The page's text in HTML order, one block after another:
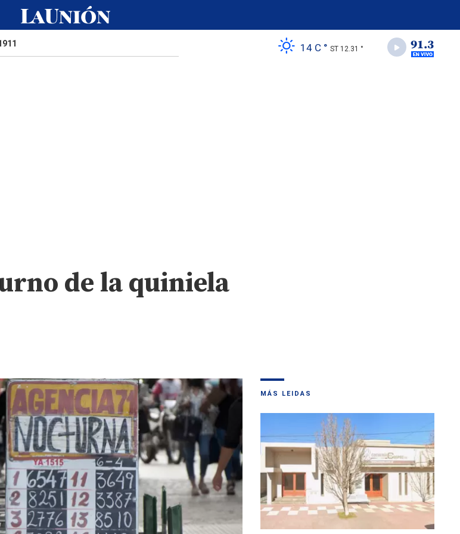
14 C ° ST 12.31 °
de la quiniela
MÁS LEIDAS